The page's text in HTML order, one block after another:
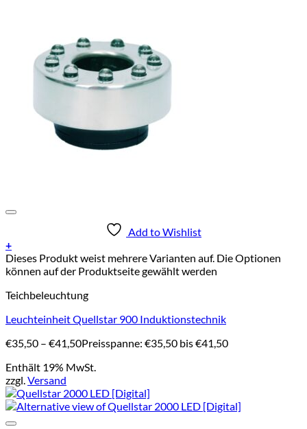
Add to Wishlist
+
Dieses Produkt weist mehrere Varianten auf. Die Optionen
können auf der Produktseite gewählt werden
Teichbeleuchtung
Leuchteinheit Quellstar 900 Induktionstechnik
€35,50 – €41,50Preisspanne: €35,50 bis €41,50
Enthält 19% MwSt.
zzgl.Versand